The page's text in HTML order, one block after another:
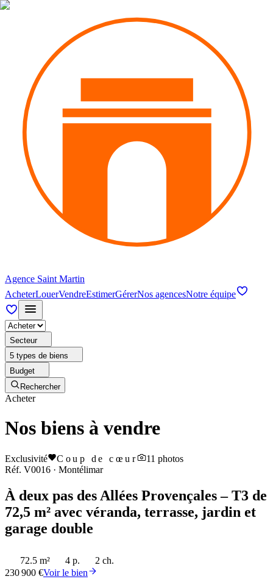
Agence Saint Martin
AcheterLouerVendreEstimerGérerNos agencesNotre équipe
Secteur
5 types de biens
Budget
Rechercher
Acheter
Nos biens à vendre
Exclusivité Coup de cœur 11 photos
Réf. V0016 · Montélimar
À deux pas des Allées Provençales – T3 de
72,5 m² avec véranda, terrasse, jardin et
garage double
72.5 m² 4 p.
2 ch.
230 900 €Voir le bien